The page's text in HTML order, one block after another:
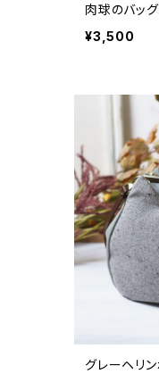
肉球のバッ
¥3,500
グレーヘリ